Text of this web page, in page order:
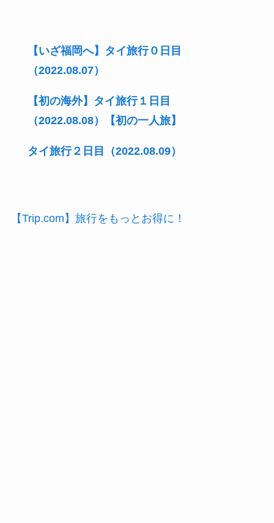
【いざ福岡へ】タイ旅行０日目
（2022.08.07）
【初の海外】タイ旅行１日目
（2022.08.08）【初の一人旅】
タイ旅行２日目（2022.08.09）
【Trip.com】旅行をもっとお得に！